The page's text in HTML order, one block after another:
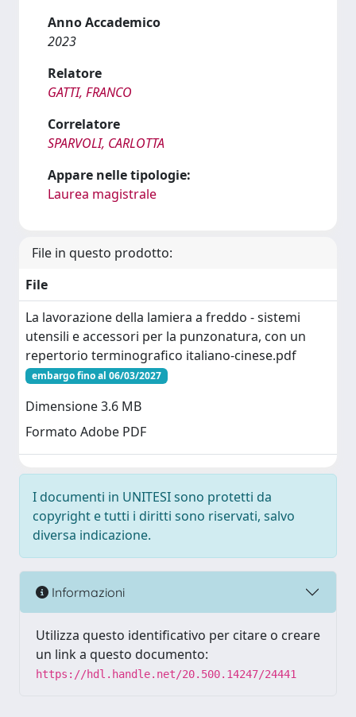
Anno Accademico
2023
Relatore
GATTI, FRANCO
Correlatore
SPARVOLI, CARLOTTA
Appare nelle tipologie:
Laurea magistrale
File in questo prodotto:
File
La lavorazione della lamiera a freddo - sistemi
utensili e accessori per la punzonatura, con un
repertorio terminografico italiano-cinese.pdf
embargo fino al 06/03/2027
Dimensione 3.6 MB
Formato Adobe PDF
I documenti in UNITESI sono protetti da
copyright e tutti i diritti sono riservati, salvo
diversa indicazione.
Informazioni
Utilizza questo identificativo per citare o creare
un link a questo documento:
https://hdl.handle.net/20.500.14247/24441